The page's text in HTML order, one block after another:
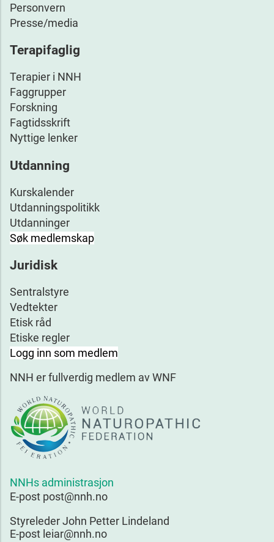
Personvern
Presse/media
Terapifaglig
Terapier i NNH
Faggrupper
Forskning
Fagtidsskrift
Nyttige lenker
Utdanning
Kurskalender
Utdanningspolitikk
Utdanninger
Søk medlemskap
Juridisk
Sentralstyre
Vedtekter
Etisk råd
Etiske regler
Logg inn som medlem
NNH er fullverdig medlem av WNF
NNHs administrasjon
E-post post@nnh.no
Styreleder John Petter Lindeland
E-post leiar@nnh.no